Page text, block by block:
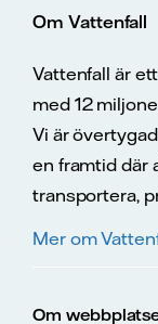
Om Vattenfall
Vattenfall är
med 12
Vi är
en framtid där
transportera,
Mer om
Om